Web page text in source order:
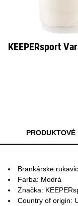
KEEPERsport
PRODUKTOVÉ
Brankárske
Farba: Modrá
Značka:
Country of origin: